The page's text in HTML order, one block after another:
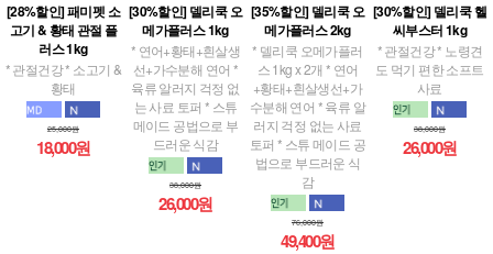
[28%할인] 패미펫 소
고기 & 황태 관절 플
러스 1kg
* 관절건강 * 소고기 &
황태
25,000원
18,000원
[30%할인] 델리쿡 오
메가플러스 1kg
* 연어+황태+흰살생
선+가수분해 연어 *
육류 알러지 걱정 없
는 사료 토퍼 * 스튜
메이드 공법으로 부
드러운 식감
38,000원
26,000원
[35%할인] 델리쿡 오
메가플러스 2kg
* 델리쿡 오메가플러
스 1kg x 2개 * 연어
+황태+흰살생선+가
수분해 연어 * 육류 알
러지 걱정 없는 사료
토퍼 * 스튜 메이드 공
법으로 부드러운 식
감
76,000원
49,400원
[30%할인] 델리쿡 헬
씨부스터 1kg
* 관절건강 * 노령견
도 먹기 편한 소프트
사료
38,000원
26,000원